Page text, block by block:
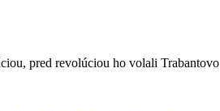
pred revolúciou ho volali Trabantovo